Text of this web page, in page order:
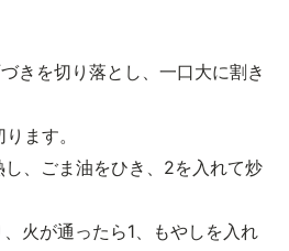
きを切り落とし、一口大に割き
ます。
、ごま油をひき、2を入れて炒
火が通ったら1、もやしを入れ